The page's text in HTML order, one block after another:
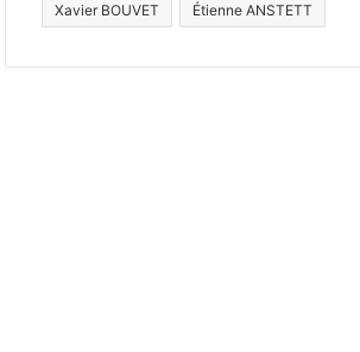
Xavier BOUVET Étienne ANSTETT